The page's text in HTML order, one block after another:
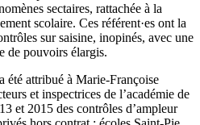
sectaires, rattachée à la
scolaire. Ces référent·es ont la
sur saisine, inopinés, avec une
de pouvoirs élargis.
été attribué à Marie-Françoise
et inspectrices de l’académie de
et 2015 des contrôles d’ampleur